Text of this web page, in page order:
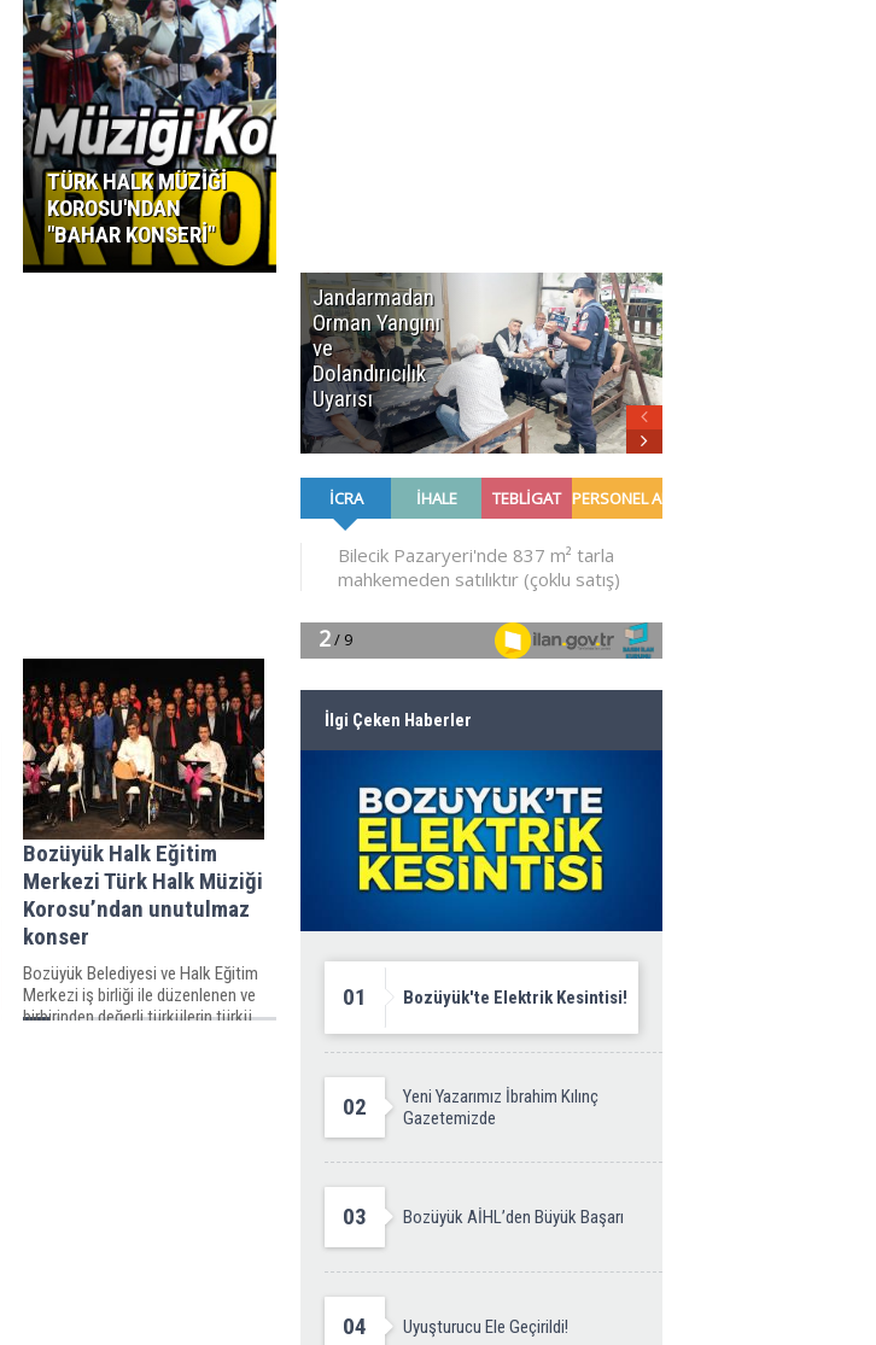
TÜRK HALK MÜZİĞİ
KOROSU'NDAN
"BAHAR KONSERİ"
Bozüyük Halk Eğitim
Merkezi Türk Halk Müziği
Korosu’ndan unutulmaz
konser
Bozüyük Belediyesi ve Halk Eğitim
Merkezi iş birliği ile düzenlenen ve
birbirinden değerli türkülerin türkü
Jandarmadan
Orman Yangını
ve
Dolandırıcılık
Uyarısı
İlgi Çeken Haberler
01 Bozüyük'te Elektrik Kesintisi!
02
Yeni Yazarımız İbrahim Kılınç
Gazetemizde
03 Bozüyük AİHL’den Büyük Başarı
04 Uyuşturucu Ele Geçirildi!